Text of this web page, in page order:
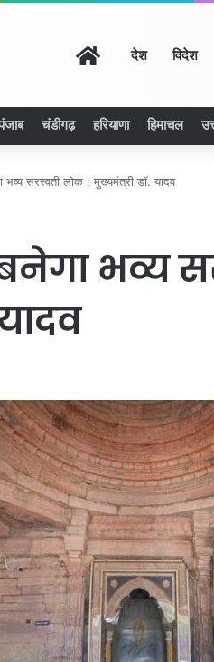
Homeदेश विदेश
चंडीगढ़ हरियाणा हिमाचल
भव्य सरस्वती लोक : मुख्यमंत्री डॉ. यादव
भव्य